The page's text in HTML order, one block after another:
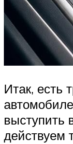
Итак, есть
выступить
действуем